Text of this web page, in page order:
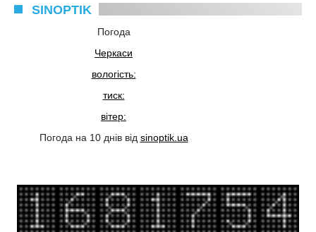
SINOPTIK
Погода
Черкаси
вологість:
тиск:
вітер:
Погода на 10 днів від sinoptik.ua